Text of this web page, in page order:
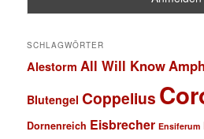
SCHLAGWÖRTER
Alestorm All Will Know
Blutengel Coppelius
Dornenreich Eisbrecher Ensiferum